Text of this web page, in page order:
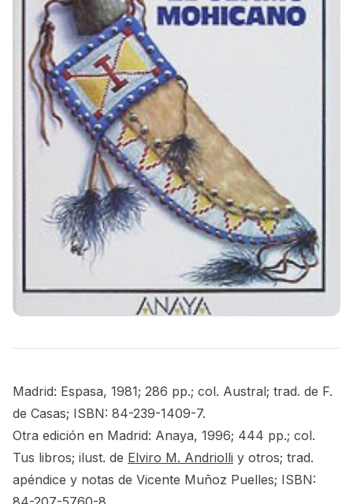
Madrid: Espasa, 1981; 286 pp.; col. Austral; trad. de F.
de Casas; ISBN: 84-239-1409-7.
Otra edición en Madrid: Anaya, 1996; 444 pp.; col.
Tus libros; ilust. de Elviro M. Andriolli y otros; trad.
apéndice y notas de Vicente Muñoz Puelles; ISBN: